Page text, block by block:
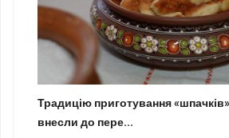
Традицію приготування
внесли до пере...